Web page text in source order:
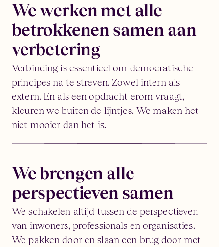
We werken met alle
betrokkenen samen aan
verbetering
Verbinding is essentieel om democratische
principes na te streven. Zowel intern als
extern. En als een opdracht erom vraagt,
kleuren we buiten de lijntjes. We maken het
niet mooier dan het is.
We brengen alle
perspectieven samen
We schakelen altijd tussen de perspectieven
van inwoners, professionals en organisaties.
We pakken door en slaan een brug door met